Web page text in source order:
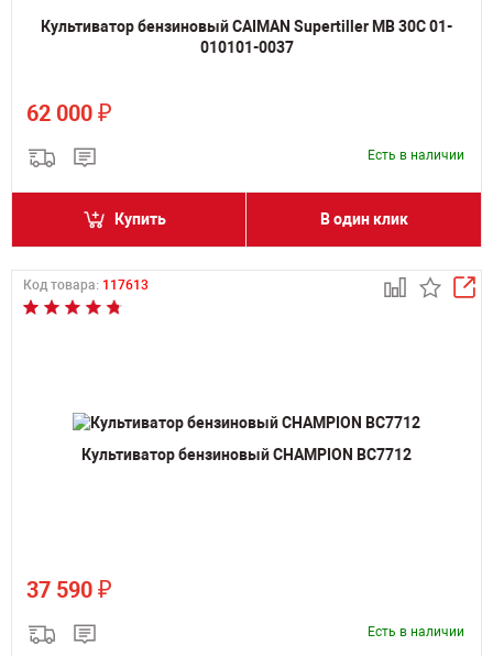
Культиватор бензиновый CAIMAN Supertiller MB 30C 01-
010101-0037
62 000 ₽
Есть в наличии
Купить В один клик
Код товара: 117613
Культиватор бензиновый CHAMPION BC7712
37 590 ₽
Есть в наличии